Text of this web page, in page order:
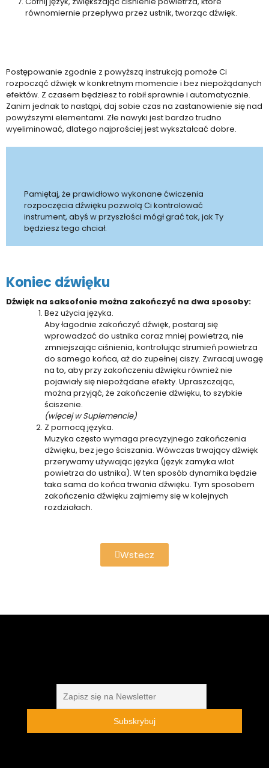
równomiernie przepływa przez ustnik, tworząc dźwięk.
Postępowanie zgodnie z powyższą instrukcją pomoże Ci
rozpocząć dźwięk w konkretnym momencie i bez niepożądanych
efektów. Z czasem będziesz to robił sprawnie i automatycznie.
Zanim jednak to nastąpi, daj sobie czas na zastanowienie się nad
powyższymi elementami. Złe nawyki jest bardzo trudno
wyeliminować, dlatego najprościej jest wykształcać dobre.
Pamiętaj, że prawidłowo wykonane ćwiczenia
rozpoczęcia dźwięku pozwolą Ci kontrolować
instrument, abyś w przyszłości mógł grać tak, jak Ty
będziesz tego chciał.
Koniec dźwięku
Dźwięk na saksofonie można zakończyć na dwa sposoby:
Bez użycia języka.
Aby łagodnie zakończyć dźwięk, postaraj się
wprowadzać do ustnika coraz mniej powietrza, nie
zmniejszając ciśnienia, kontrolując strumień powietrza
do samego końca, aż do zupełnej ciszy. Zwracaj uwagę
na to, aby przy zakończeniu dźwięku również nie
pojawiały się niepożądane efekty. Upraszczając,
można przyjąć, że zakończenie dźwięku, to szybkie
ściszenie.
(więcej w Suplemencie)
Z pomocą języka.
Muzyka często wymaga precyzyjnego zakończenia
dźwięku, bez jego ściszania. Wówczas trwający dźwięk
przerywamy używając języka (język zamyka wlot
powietrza do ustnika). W ten sposób dynamika będzie
taka sama do końca trwania dźwięku. Tym sposobem
zakończenia dźwięku zajmiemy się w kolejnych
rozdziałach.
Wstecz